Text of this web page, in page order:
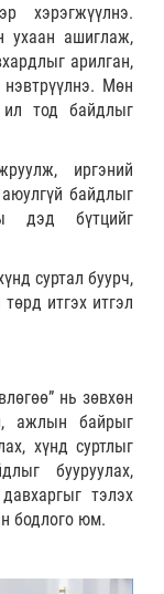
хэрэгжүүлнэ.
ухаан ашиглаж,
арилган,
нэвтрүүлнэ. Мөн
ил тод байдлыг
иргэний
байдлыг
дэд бүтцийг
суртал буурч,
итгэх итгэл
нь зөвхөн
ажлын байрыг
хүнд суртлыг
бууруулах,
тэлэх
бодлого юм.